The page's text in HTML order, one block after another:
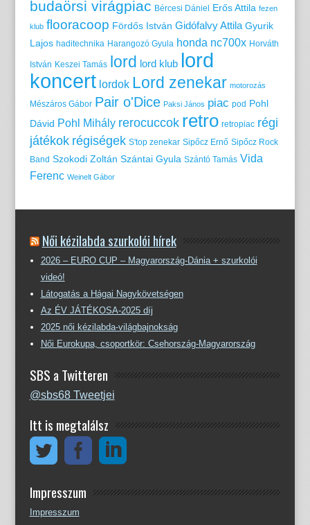
budaörsi virágpiac Bércesi Dániel Erős Attila fezen
klub flooracoop Fördős István Gidófalvy Attila Gyurik
Lajos haditechnika Harangozó Gyula honda nc700x Horváth
István Keszei Tamás lord lord klub lord
koncert lordok Lord zenekar motorozás
Mészáros Gábor Pair o'Dice Paksi János piac pod Pohl
Dávid Pohl Mihály rerocuccok retro retropiac régi
játékok régiségek S'top zenekar Sipőcz Ernő Sipőcz Rock
Band Szokodi Zoltán Szántai Gyula Szántó Tamás Vida
Ferenc Weinelt Gábor
Női kézilabda szurkolói hírek
2026 – EURO CUP – Magyarország-Dánia + szurkolói
videó!
Látogatás a Hágai Nagykövetségen
Az ÉV JÁTÉKOSA-2025 díj
2025 női kézilabda-világbajnokság
Női Eurokupa, csoportkör: Csehország-Magyarország
SBS a Twitteren
@sbs68 Tweetjei
Itt is megtalálsz
Impresszum
Impresszum